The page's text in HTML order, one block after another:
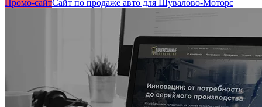
Промо-сайтСайт по продаже авто для Шувалово-Моторс